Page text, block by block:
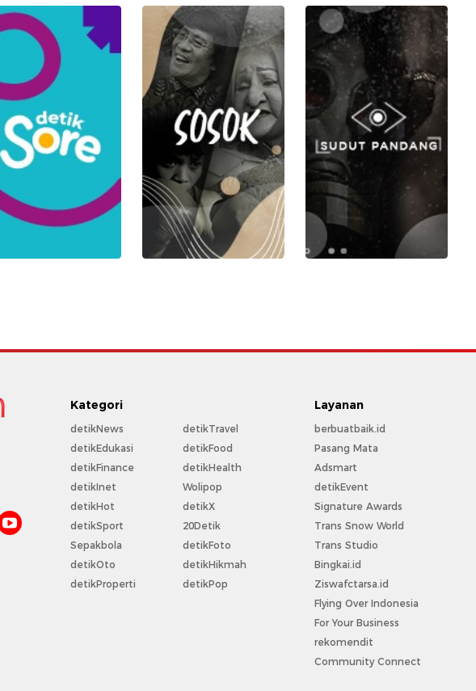
Kategori
detikNews
detikEdukasi
detikFinance
detikInet
detikHot
detikSport
Sepakbola
detikOto
detikProperti
detikTravel
detikFood
detikHealth
Wolipop
detikX
20Detik
detikFoto
detikHikmah
detikPop
Layanan
berbuatbaik.id
Pasang Mata
Adsmart
detikEvent
Signature Awards
Trans Snow World
Trans Studio
Bingkai.id
Ziswafctarsa.id
Flying Over Indonesia
For Your Business
rekomendit
Community Connect